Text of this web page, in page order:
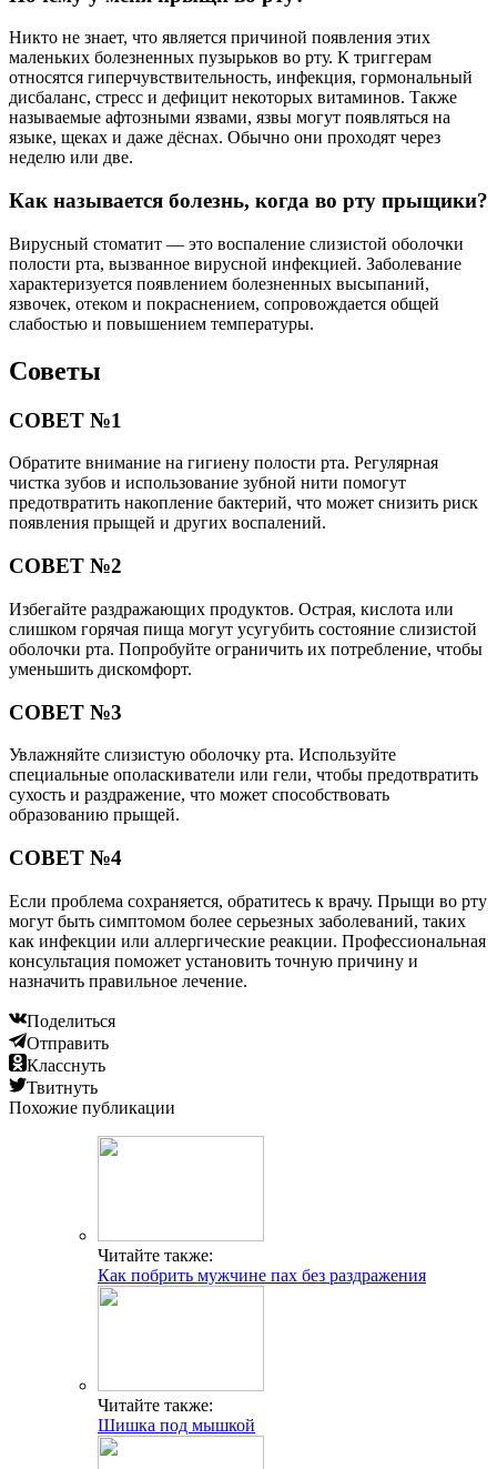
Никто не знает, что является причиной появления этих
маленьких болезненных пузырьков во рту. К триггерам
относятся гиперчувствительность, инфекция, гормональный
дисбаланс, стресс и дефицит некоторых витаминов. Также
называемые афтозными язвами, язвы могут появляться на
языке, щеках и даже дёснах. Обычно они проходят через
неделю или две.
Как называется болезнь, когда во рту прыщики?
Вирусный стоматит — это воспаление слизистой оболочки
полости рта, вызванное вирусной инфекцией. Заболевание
характеризуется появлением болезненных высыпаний,
язвочек, отеком и покраснением, сопровождается общей
слабостью и повышением температуры.
Советы
СОВЕТ №1
Обратите внимание на гигиену полости рта. Регулярная
чистка зубов и использование зубной нити помогут
предотвратить накопление бактерий, что может снизить риск
появления прыщей и других воспалений.
СОВЕТ №2
Избегайте раздражающих продуктов. Острая, кислота или
слишком горячая пища могут усугубить состояние слизистой
оболочки рта. Попробуйте ограничить их потребление, чтобы
уменьшить дискомфорт.
СОВЕТ №3
Увлажняйте слизистую оболочку рта. Используйте
специальные ополаскиватели или гели, чтобы предотвратить
сухость и раздражение, что может способствовать
образованию прыщей.
СОВЕТ №4
Если проблема сохраняется, обратитесь к врачу. Прыщи во рту
могут быть симптомом более серьезных заболеваний, таких
как инфекции или аллергические реакции. Профессиональная
консультация поможет установить точную причину и
назначить правильное лечение.
Поделиться
Отправить
Класснуть
Твитнуть
Похожие публикации
Читайте также:
Как побрить мужчине пах без раздражения
Читайте также:
Шишка под мышкой